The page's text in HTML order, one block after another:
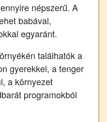
népszerű. A
babával,
egyaránt.
találhatók a
gyerekkel, a tenger
a környezet
programokból